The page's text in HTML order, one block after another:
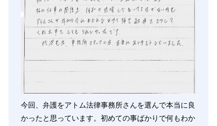
今回、弁護をアトム法律事務所さんを選んで本当に良
かったと思っています。初めての事ばかりで何もわか